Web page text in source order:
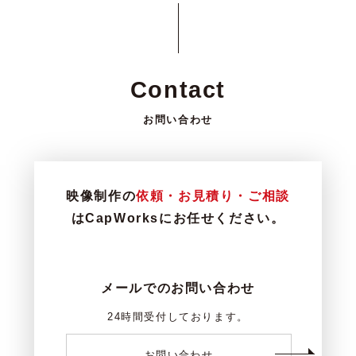
Contact
お問い合わせ
映像制作の依頼・お見積り・ご相談
はCapWorksにお任せください。
メールでのお問い合わせ
24時間受付しております。